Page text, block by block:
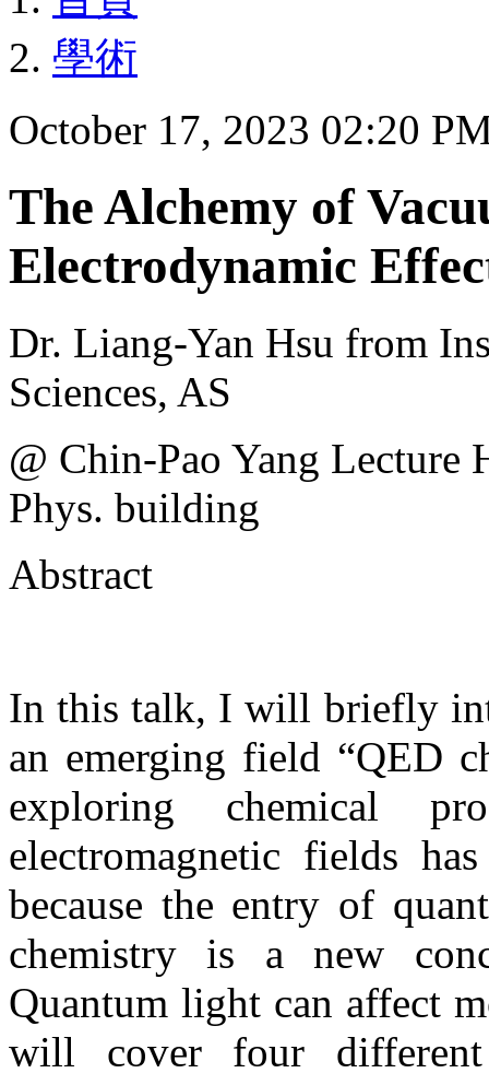
學術
October 17, 2023 02:20
The Alchemy of
Electrodynamic
Dr. Liang-Yan Hsu from
Sciences, AS
@ Chin-Pao Yang
Phys. building
Abstract
In this talk, I will briefly
an emerging field “QED
exploring chemical
electromagnetic fields
because the entry of
chemistry is a new
Quantum light can affect
will cover four